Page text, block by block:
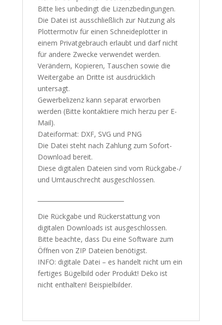
Bitte lies unbedingt die Lizenzbedingungen.
Die Datei ist ausschließlich zur Nutzung als
Plottermotiv für einen Schneideplotter in
einem Privatgebrauch erlaubt und darf nicht
für andere Zwecke verwendet werden.
Verändern, Kopieren, Tauschen sowie die
Weitergabe an Dritte ist ausdrücklich
untersagt.
Gewerbelizenz kann separat erworben
werden (Bitte kontaktiere mich herzu per E-
Mail).
Dateiformat: DXF, SVG und PNG
Die Datei steht nach Zahlung zum Sofort-
Download bereit.
Diese digitalen Dateien sind vom Rückgabe-/
und Umtauschrecht ausgeschlossen.
Die Rückgabe und Rückerstattung von
digitalen Downloads ist ausgeschlossen.
Bitte beachte, dass Du eine Software zum
Öffnen von ZIP Dateien benötigst.
INFO: digitale Datei – es handelt nicht um ein
fertiges Bügelbild oder Produkt! Deko ist
nicht enthalten! Beispielbilder.